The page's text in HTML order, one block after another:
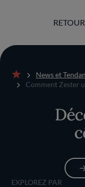
Accueil
News et
Comment Zester
EXPLOREZ PAR